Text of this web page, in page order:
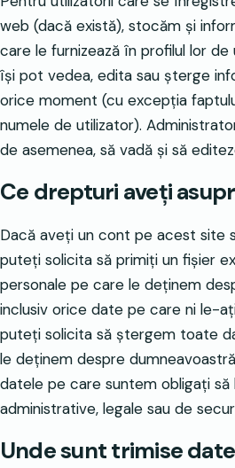
web (dacă există), stocăm și
care le furnizează în profilul lor de
își pot vedea, edita sau șterge
orice moment (cu excepția
numele de utilizator).
de asemenea, să vadă și să
Ce drepturi aveți
Dacă aveți un cont pe acest site
puteți solicita să primiți un fișier
personale pe care le deținem
inclusiv orice date pe care ni le-
puteți solicita să ștergem toate
le deținem despre
datele pe care suntem obligați
administrative, legale sau de
Unde sunt trimise